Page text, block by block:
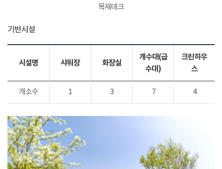
목재데크
기반시설
시설명 샤워장 화장실
개수대(급
수대)
크린하우
스
개소수 1 3 7 4